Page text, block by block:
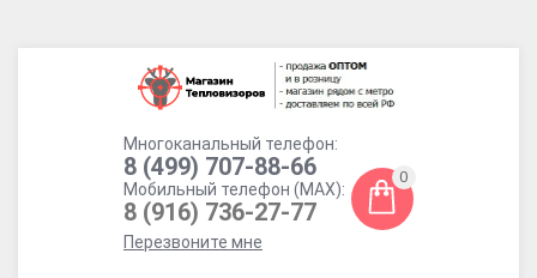
Многоканальный телефон:
8 (499) 707-88-66
Мобильный телефон (MAX):
8 (916) 736-27-77
Перезвоните мне
0